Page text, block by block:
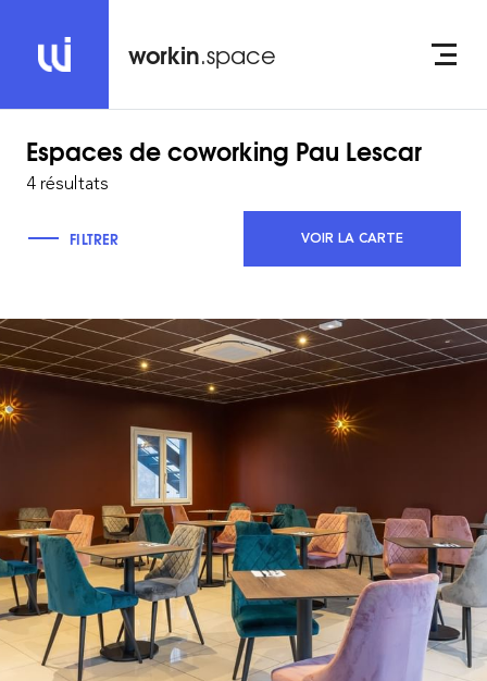
workin.space
Espaces de coworking Pau Lescar
4 résultats
FILTRER VOIR LA CARTE